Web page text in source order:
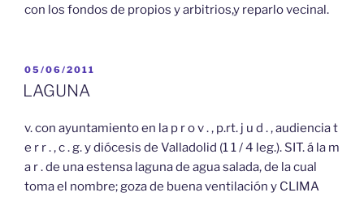
con los fondos de propios y arbitrios,y reparlo vecinal.
PUBLICADO
EL
05/06/2011
LAGUNA
v. con ayuntamiento en la p r o v . , p.rt. j u d . , audiencia t
e r r . , c . g. y diócesis de Valladolid (1 1 / 4 leg.). SIT. á la m
a r . de una estensa laguna de agua salada, de la cual
toma el nombre; goza de buena ventilación y CLIMA